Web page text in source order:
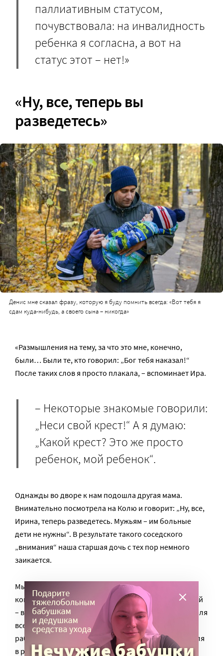
паллиативным статусом,
почувствовала: на инвалидность
ребенка я согласна, а вот на
статус этот – нет!»
«Ну, все, теперь вы
разведетесь»
Денис мне сказал фразу, которую я буду помнить всегда: «Вот тебя я
сдам куда-нибудь, а своего сына – никогда»
«Размышления на тему, за что это мне, конечно,
были… Были те, кто говорил: „Бог тебя наказал!“
После таких слов я просто плакала, – вспоминает Ира.
– Некоторые знакомые говорили:
„Неси свой крест!“ А я думаю:
„Какой крест? Это же просто
ребенок, мой ребенок“.
Однажды во дворе к нам подошла другая мама.
Внимательно посмотрела на Колю и говорит: „Ну, все,
Ирина, теперь разведетесь. Мужьям – им больные
дети не нужны“. В результате такого соседского
„внимания“ наша старшая дочь с тех пор немного
заикается.
Мы с мужем, и правда, в первые два года начали
конфликтовать. Денис был истощен наравне со мной
– ведь дома он не мог посидеть один ни минуты – Коля
все время был у него на руках. Помню, пришел он с
работы – уставший, издерганный. И я уставшая – Коля
в руках вертится, изгибается как юла. Я спрашиваю